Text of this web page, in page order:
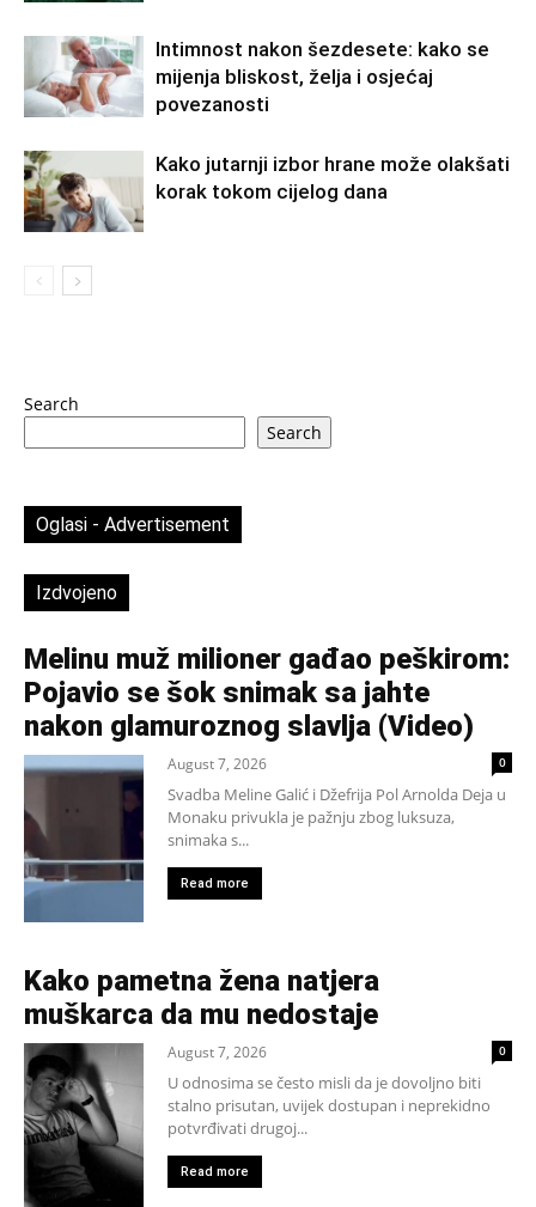
Intimnost nakon šezdesete: kako se
mijenja bliskost, želja i osjećaj
povezanosti
Kako jutarnji izbor hrane može olakšati
korak tokom cijelog dana
Search
Search
Oglasi - Advertisement
Izdvojeno
Melinu muž milioner gađao peškirom:
Pojavio se šok snimak sa jahte
nakon glamuroznog slavlja (Video)
August 7, 2026 0
Svadba Meline Galić i Džefrija Pol Arnolda Deja u
Monaku privukla je pažnju zbog luksuza,
snimaka s...
Read more
Kako pametna žena natjera
muškarca da mu nedostaje
August 7, 2026 0
U odnosima se često misli da je dovoljno biti
stalno prisutan, uvijek dostupan i neprekidno
potvrđivati drugoj...
Read more